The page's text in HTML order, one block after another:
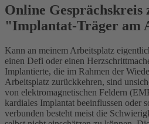
Online Gesprächskreis
"Implantat-Träger am
Kann an meinem Arbeitsplatz
einen Defi oder einen
Implantierte, die im Rahmen der
Arbeitsplatz zurückkehren, sind
von elektromagnetischen Feldern
kardiales Implantat beeinflussen oder
verbunden besteht meist die